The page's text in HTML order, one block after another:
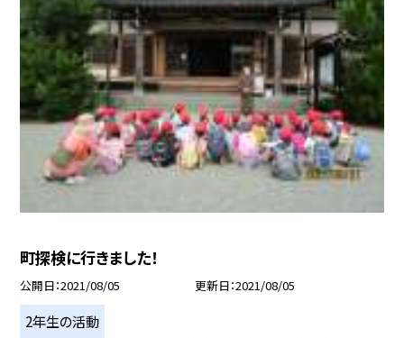
町探検に行きました！
公開日 2021/08/05 更新日 2021/08/05
2年生の活動